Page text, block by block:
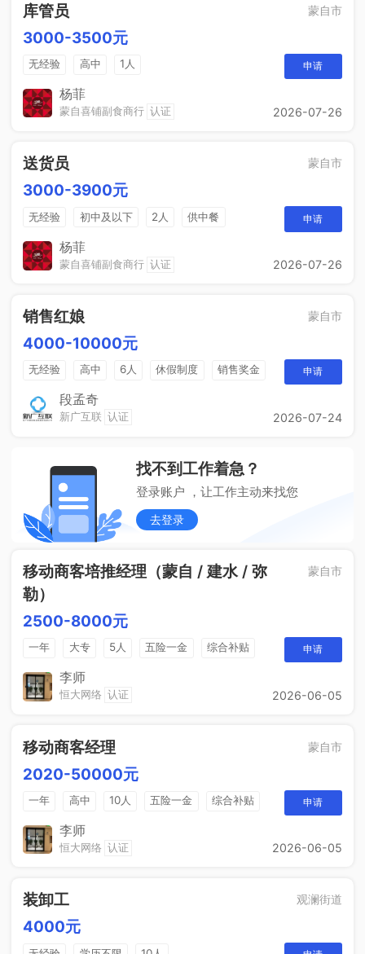
库管员 蒙自市
3000-3500元
无经验 高中 1人 申请
杨菲
蒙自喜铺副食商行 认证 2026-07-26
送货员 蒙自市
3000-3900元
无经验 初中及以下 2人 供中餐 申请
杨菲
蒙自喜铺副食商行 认证 2026-07-26
销售红娘 蒙自市
4000-10000元
无经验 高中 6人 休假制度
销售奖金
五险一金
申请
段孟奇
新广互联 认证 2026-07-24
找不到工作着急？
登录账户 ，让工作主动来找您
去登录
移动商客培推经理（蒙自 / 建水 / 弥
勒）
蒙自市
2500-8000元
一年 大专 5人 五险一金
综合补贴
销售奖金
申请
李师
恒大网络 认证 2026-06-05
移动商客经理 蒙自市
2020-50000元
一年 高中 10人 五险一金
综合补贴
销售奖金
申请
李师
恒大网络 认证 2026-06-05
装卸工 观澜街道
4000元